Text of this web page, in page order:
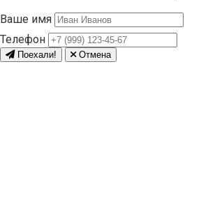
Ваше имя
Телефон
Поехали! Отмена